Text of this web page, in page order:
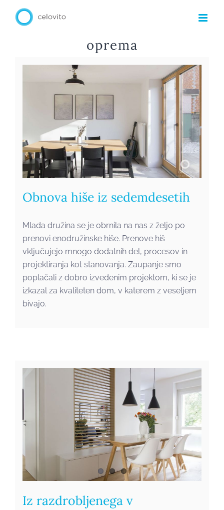
oprema
Obnova hiše iz sedemdesetih
Mlada družina se je obrnila na nas z željo po
prenovi enodružinske hiše. Prenove hiš
vključujejo mnogo dodatnih del, procesov in
projektiranja kot stanovanja. Zaupanje smo
poplačali z dobro izvedenim projektom, ki se je
izkazal za kvaliteten dom, v katerem z veseljem
bivajo.
Iz razdrobljenega v